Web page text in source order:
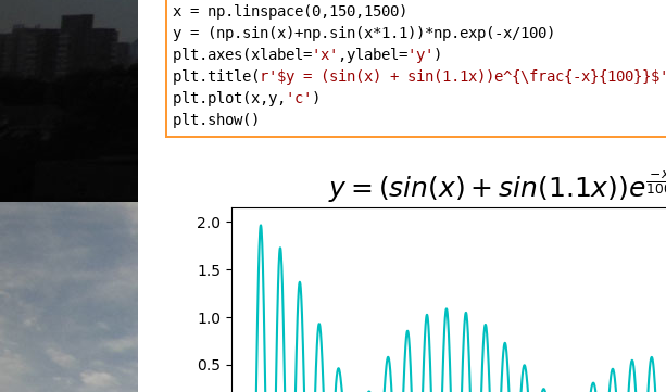
x = np.linspace(0,150,1500)
y = (np.sin(x)+np.sin(x*1.1))*np.exp(-x/100)
plt.axes(xlabel='x' ,ylabel='y' )
plt.title( r'$y = (sin(x) + sin(1.1x))e^{\frac{-x}{100}}$'
plt.plot(x,y, 'c' )
plt.show()